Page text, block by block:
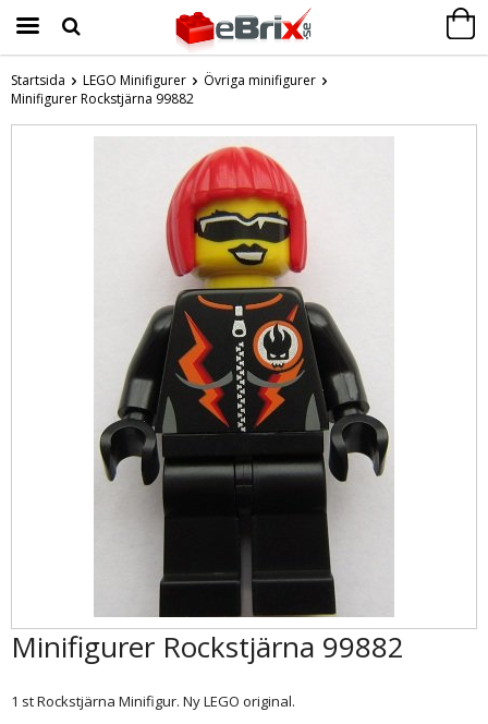
Produkten har blivit tillagd i varukorgen
Startsida LEGO Minifigurer
Övriga minifigurer
Minifigurer Rockstjärna 99882
Minifigurer Rockstjärna 99882
1 st Rockstjärna Minifigur. Ny LEGO original.